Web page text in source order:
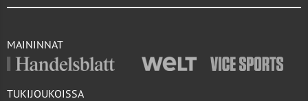
MAININNAT
TUKIJOUKOISSA